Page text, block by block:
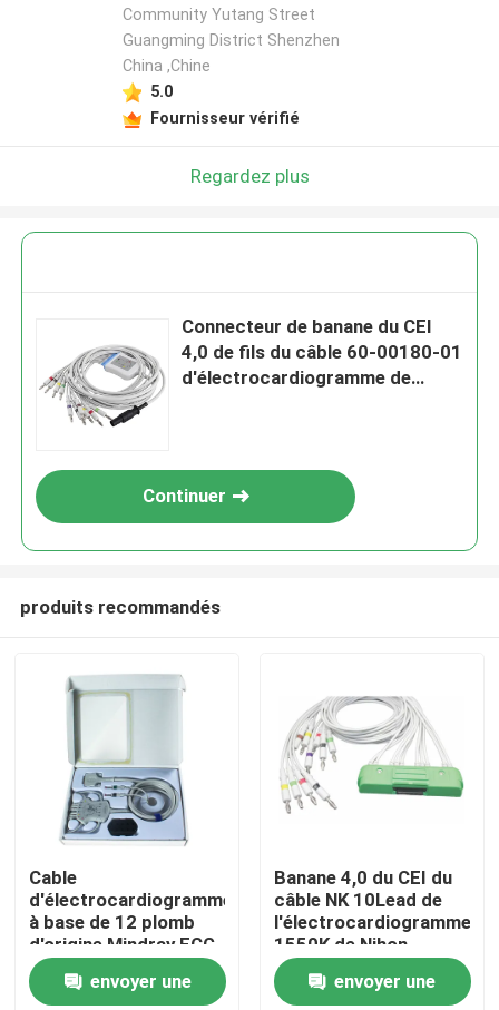
Produits
Au sujet de nous
Community Yutang Street
Guangming District Shenzhen
China ,Chine
5.0
Fournisseur vérifié
Regardez plus
Connecteur de banane du CEI
4,0 de fils du câble 60-00180-01
d'électrocardiogramme de
Continuer
produits recommandés
Cable
d'électrocardiogramme
à base de 12 plomb
d'origine Mindray ECG
040-001644-00
BeneHeart R12,
envoyer une
Banane 4,0 du CEI du
câble NK 10Lead de
l'électrocardiogramme
1550K de Nihon
Kohden Japon BR-
911D ECG-9320 ECG-
envoyer une